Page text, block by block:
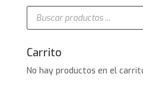
26,20€.19,45€.
Búsqueda
productos
Carrito
No hay productos en el